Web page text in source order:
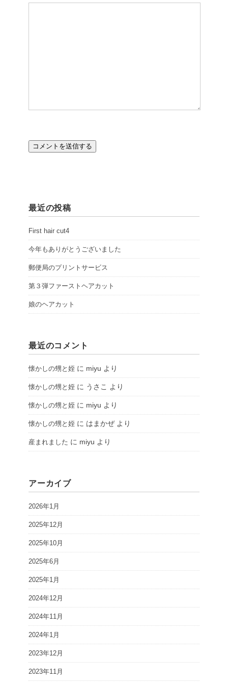
最近の投稿
First hair cut4
今年もありがとうございました
郵便局のプリントサービス
第３弾ファーストヘアカット
娘のヘアカット
最近のコメント
懐かしの甥と姪 に miyu より
懐かしの甥と姪 に うさこ より
懐かしの甥と姪 に miyu より
懐かしの甥と姪 に はまかぜより
産まれました に miyu より
アーカイブ
2026年1月
2025年12月
2025年10月
2025年6月
2025年1月
2024年12月
2024年11月
2024年1月
2023年12月
2023年11月